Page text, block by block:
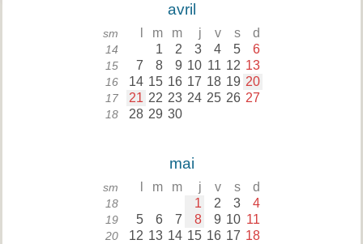
avril
sm m m j v s d
14 1 2 3 4 5 6
15 7 8 9 10 11 12 13
16 14 15 16 17 18 19 20
17 21 22 23 24 25 26 27
18 28 29 30
mai
sm m m j v s d
18 1 2 3 4
19 5 6 7 8 9 10 11
20 12 13 14 15 16 17 18